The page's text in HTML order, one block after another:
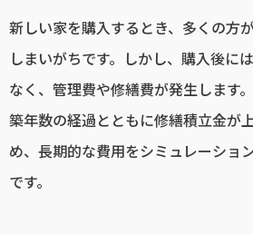
新しい家を購入するとき、多くの方
しまいがちです。しかし、購入後に
なく、管理費や修繕費が発生します
築年数の経過とともに修繕積立金が
め、長期的な費用をシミュレーショ
です。